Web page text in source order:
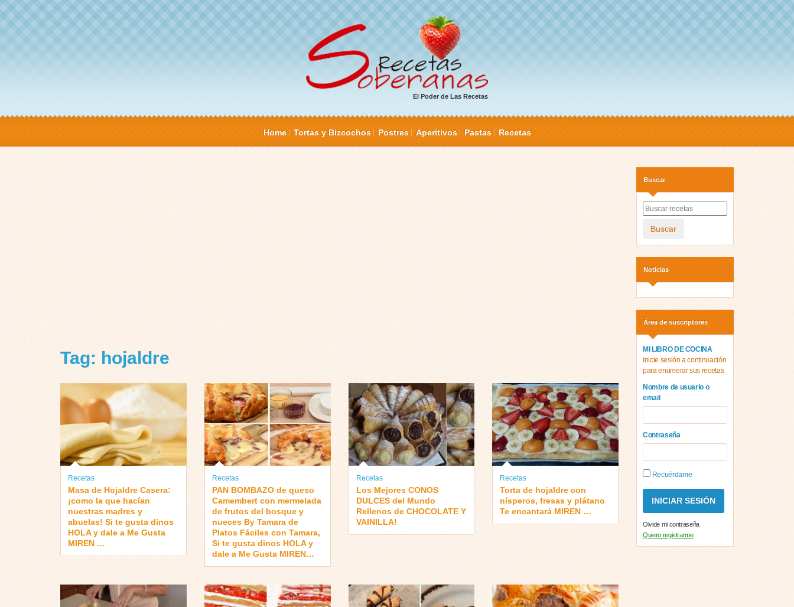
El Poder de Las Recetas
Home Tortas y Bizcochos Postres Aperitivos Pastas Recetas
Tag: hojaldre
Recetas
Masa de Hojaldre Casera:
¡como la que hacían
nuestras madres y
abuelas! Si te gusta dinos
HOLA y dale a Me Gusta
MIREN …
Recetas
PAN BOMBAZO de queso
Camembert con mermelada
de frutos del bosque y
nueces By Tamara de
Platos Fáciles con Tamara,
Si te gusta dinos HOLA y
dale a Me Gusta MIREN…
Recetas
Los Mejores CONOS
DULCES del Mundo
Rellenos de CHOCOLATE Y
VAINILLA!
Recetas
Torta de hojaldre con
nísperos, fresas y plátano
Te encantará MIREN …
Buscar
Buscar
Noticias
Área de suscriptores
MI LIBRO DE COCINA
Inicie sesión a continuación
para enumerar sus recetas
Nombre de usuario o
email
Contraseña
Recuérdame
Olvide mi contraseña
Quiero registrarme